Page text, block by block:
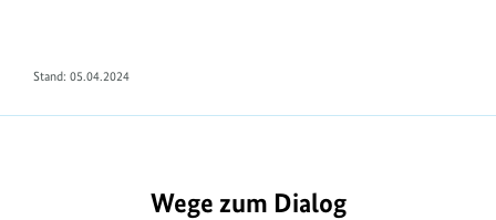
Stand: 05.04.2024
Wege zum Dialog